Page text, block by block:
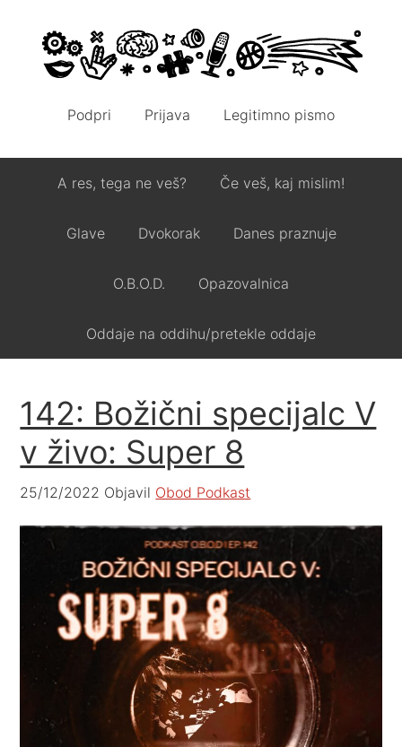
Podpri Prijava Legitimno pismo
A res, tega ne veš? Če veš, kaj mislim!
Glave Dvokorak Danes praznuje
O.B.O.D. Opazovalnica
Oddaje na oddihu/pretekle oddaje
142: Božični specijalc V
v živo: Super 8
25/12/2022 Objavil Obod Podkast